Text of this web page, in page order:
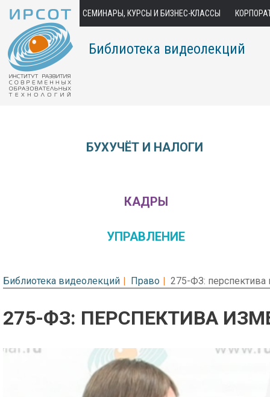
СЕМИНАРЫ, КУРСЫ И БИЗНЕС-КЛАССЫ
Библиотека видеолекций
БУХУЧЁТ И НАЛОГИ
КАДРЫ
УПРАВЛЕНИЕ
Библиотека видеолекций Право 275-ФЗ: перспектива
275-ФЗ: ПЕРСПЕКТИВА
Предварительный просмотр.